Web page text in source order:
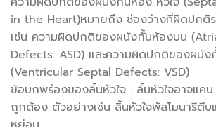
in the Heart)หมายถึง ช่องว่างที่ผิดปกติร
เช่น ความผิดปกติของผนังกั้นห้องบน
Defects: ASD) และความผิดปกติของผนั
(Ventricular Septal Defects: VSD)
ข้อบกพร่องของลิ้นหัวใจ : ลิ้นหัวใจอาจแค
ถูกต้อง ตัวอย่างเช่น ลิ้นหัวใจพัลโมนารีตีบ